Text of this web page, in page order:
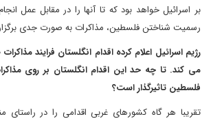
بر اسرائیل خواهد بود که تا آنها را در مقابل عمل
رسمیت شناختن فلسطین، مذاکرات به صورت جدی
رژیم اسرائیل اعلام کرده اقدام انگلستان فرایند
می کند. تا چه حد این اقدام انگلستان بر روی
فلسطین تاثیرگذار است؟
تقریبا هر گاه کشورهای غربی اقدامی را در راستای